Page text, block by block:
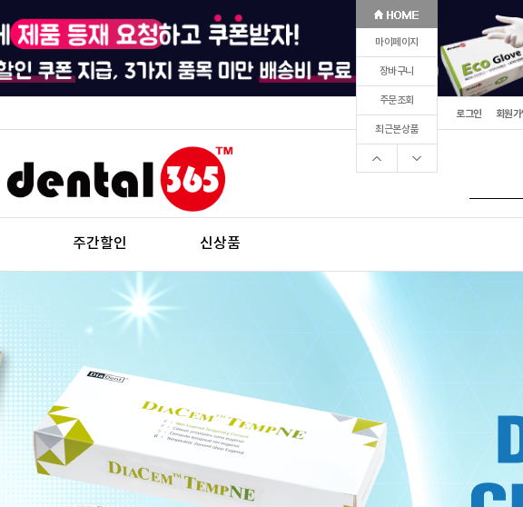
마이페이지
장바구니
주문조회
최근본상품
로그인 회원가
주간할인 신상품